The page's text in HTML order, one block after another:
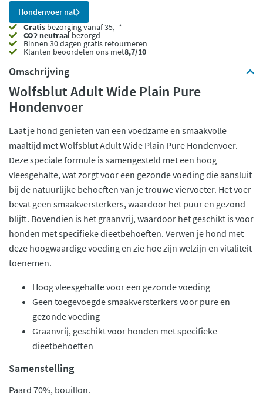
Hondenvoer nat
Gratis bezorging vanaf 35,- *
CO2 neutraalbezorgd
Binnen 30 dagen gratis retourneren
Klanten beoordelen ons met8,7/10
Omschrijving
Wolfsblut Adult Wide Plain Pure
Hondenvoer
Laat je hond genieten van een voedzame en smaakvolle
maaltijd met Wolfsblut Adult Wide Plain Pure Hondenvoer.
Deze speciale formule is samengesteld met een hoog
vleesgehalte, wat zorgt voor een gezonde voeding die aansluit
bij de natuurlijke behoeften van je trouwe viervoeter. Het voer
bevat geen smaakversterkers, waardoor het puur en gezond
blijft. Bovendien is het graanvrij, waardoor het geschikt is voor
honden met specifieke dieetbehoeften. Verwen je hond met
deze hoogwaardige voeding en zie hoe zijn welzijn en vitaliteit
toenemen.
Hoog vleesgehalte voor een gezonde voeding
Geen toegevoegde smaakversterkers voor pure en
gezonde voeding
Graanvrij, geschikt voor honden met specifieke
dieetbehoeften
Samenstelling
Paard 70%, bouillon.